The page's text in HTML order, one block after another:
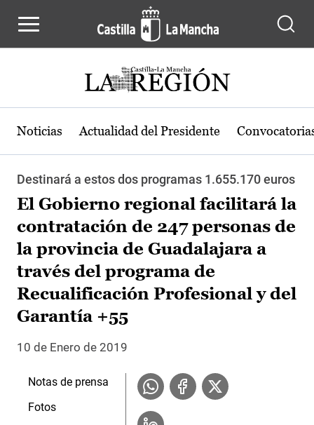
Noticias Actualidad del Presidente
Destinará a estos dos programas 1.655.170 euros
El Gobierno regional facilitará la
contratación de 247 personas de
la provincia de Guadalajara a
través del programa de
Recualificación Profesional y del
Garantía +55
10 de Enero de 2019
Notas de prensa
Fotos